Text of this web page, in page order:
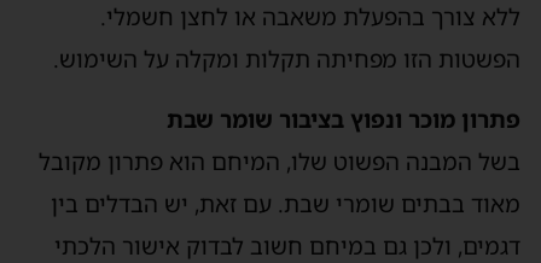
ללא צורך בהפעלת משאבה או לחצן חשמלי.
הפשטות הזו מפחיתה תקלות ומקלה על השימוש.
פתרון מוכר ונפוץ בציבור שומר שבת
בשל המבנה הפשוט שלו, המיחם הוא פתרון מקובל
מאוד בבתים שומרי שבת. עם זאת, יש הבדלים בין
דגמים, ולכן גם במיחם חשוב לבדוק אישור הלכתי